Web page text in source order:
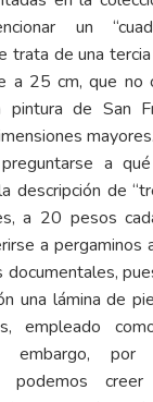
un
trata de una
a 25 cm, que no
de San
mayores.
a
descripción de
a 20 pesos
a pergaminos
documentales,
una lámina de
empleado
embargo, por
podemos